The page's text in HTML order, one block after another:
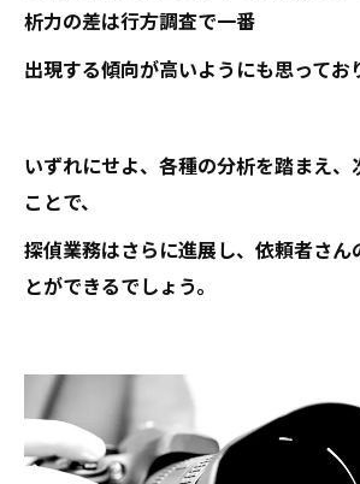
析力の差は行方調査で一番
出現する傾向が高いようにも思ってお
いずれにせよ、各種の分析を踏まえ、
ことで、
探偵業務はさらに進展し、依頼者さん
とができるでしょう。